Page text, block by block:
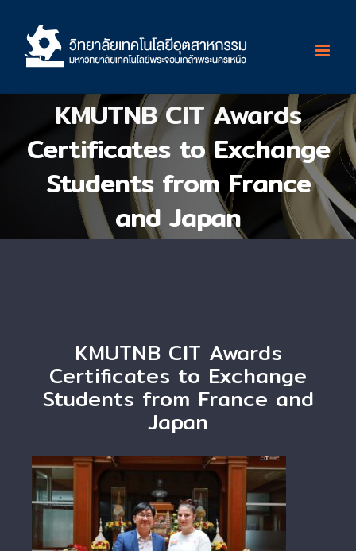
content
KMUTNB CIT Awards
Certificates to Exchange
Students from France
and Japan
KMUTNB CIT Awards
Certificates to Exchange
Students from France and
Japan